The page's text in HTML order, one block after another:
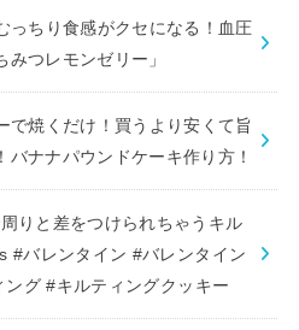
っちり食感がクセになる！血圧
つレモンゼリー」
で焼くだけ！買うより安くて旨
ナナパウンドケーキ作り方！
りと差をつけられちゃうキル
#バレンタイン #バレンタイン
グ #キルティングクッキー